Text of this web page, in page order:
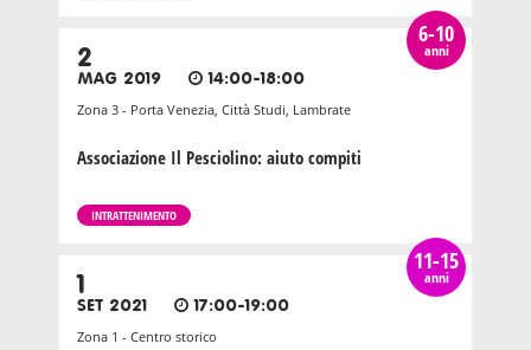
6-10
anni
2
MAG 2019 14:00-18:00
Zona 3 - Porta Venezia, Città Studi, Lambrate
Associazione Il Pesciolino: aiuto compiti
INTRATTENIMENTO
11-15
anni
1
SET 2021 17:00-19:00
Zona 1 - Centro storico